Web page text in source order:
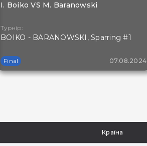
I. Boiko VS M. Baranowski
Турнір:
BOIKO - BARANOWSKI, Sparring #1
Final 07.08.2024
Країна